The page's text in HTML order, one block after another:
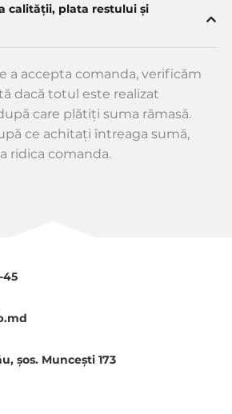
calității, plata restului și
a accepta comanda, verificăm
dacă totul este realizat
care plătiți suma rămasă.
ce achitați întreaga sumă,
ridica comanda.
45
șos. Muncești 173